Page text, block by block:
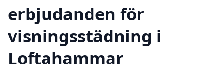
erbjudanden för
visningsstädning i
Loftahammar